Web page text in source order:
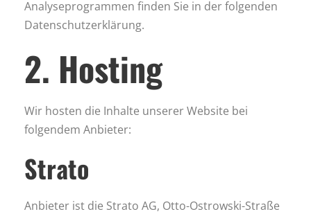
Analyseprogrammen finden Sie in der folgenden
Datenschutzerklärung.
2. Hosting
Wir hosten die Inhalte unserer Website bei
folgendem Anbieter:
Strato
Anbieter ist die Strato AG, Otto-Ostrowski-Straße